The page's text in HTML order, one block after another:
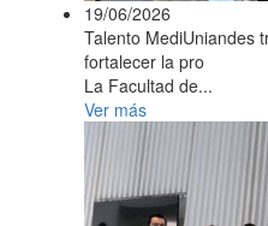
19/06/2026
Talento MediUniandes
fortalecer la pro
La Facultad de...
Ver más